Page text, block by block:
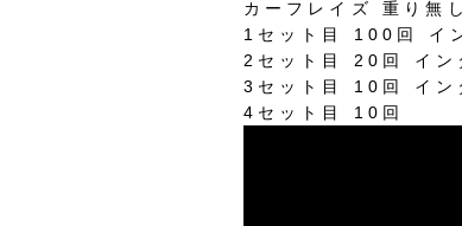
カーフレイズ
重り無
1 セット目 100 回 イ
2 セット目 20 回 イン
3 セット目 10 回 イン
4 セット目 10 回